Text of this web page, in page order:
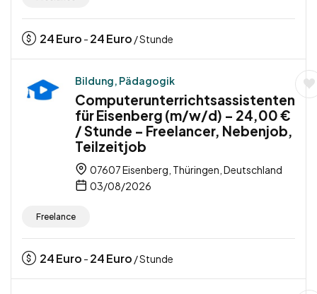
24Euro - 24Euro / Stunde
Bildung, Pädagogik
Computerunterrichtsassistenten
für Eisenberg (m/w/d) – 24,00 €
/ Stunde – Freelancer, Nebenjob,
Teilzeitjob
07607 Eisenberg, Thüringen, Deutschland
03/08/2026
Freelance
24Euro - 24Euro / Stunde